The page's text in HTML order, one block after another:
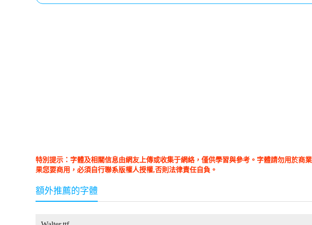
特別提示：字體及相關信息由網友上傳或收集于網絡，僅供學習與參考。字體請勿用於商
果您要商用，必須自行聯系版權人授權,否則法律責任自負。
額外推薦的字體